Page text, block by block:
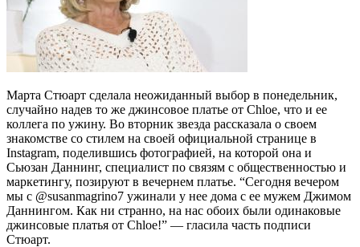
Марта Стюарт сделала неожиданный выбор в понедельник,
случайно надев то же джинсовое платье от Chloe, что и ее
коллега по ужину. Во вторник звезда рассказала о своем
знакомстве со стилем на своей официальной странице в
Instagram, поделившись фотографией, на которой она и
Сьюзан Даннинг, специалист по связям с общественностью и
маркетингу, позируют в вечернем платье. “Сегодня вечером
мы с @susanmagrino7 ужинали у нее дома с ее мужем Джимом
Даннингом. Как ни странно, на нас обоих были одинаковые
джинсовые платья от Chloe!” — гласила часть подписи
Стюарт.